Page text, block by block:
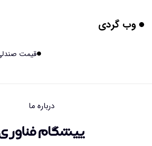
تبدیل پلاستیک سرسخت PVC به ماده روان‌کننده ممکن شد
هوش مصنوعی چینی از قرنطینه فرار کرد و به
وب گردی
قیمت
درباره ما